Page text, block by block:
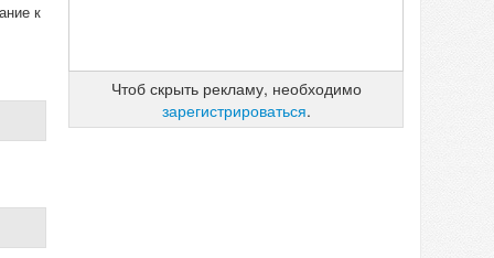
к
Чтоб скрыть рекламу, необходимо
зарегистрироваться.